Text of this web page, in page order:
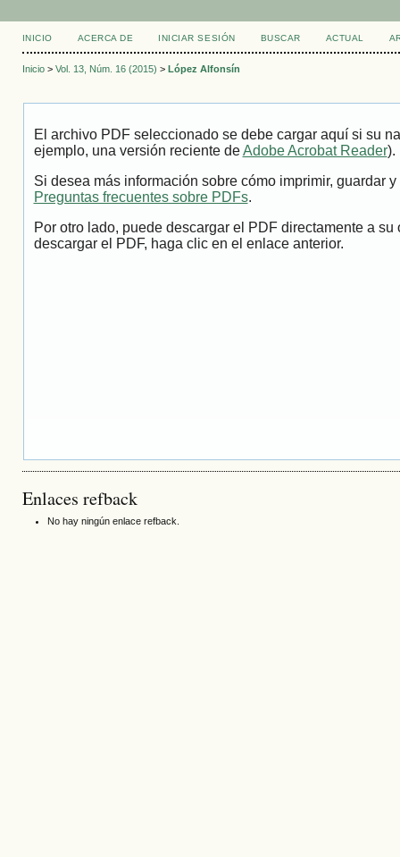
INICIO ACERCA DE INICIAR SESIÓN BUSCAR ACTUAL
Inicio> Vol. 13, Núm. 16 (2015) > López Alfonsín
El archivo PDF seleccionado se debe cargar aquí si su
ejemplo, una versión reciente deAdobe Acrobat Reader).
Si desea más información sobre cómo imprimir, guardar
Preguntas frecuentes sobre PDFs.
Por otro lado, puede descargar el PDF directamente a
descargar el PDF, haga clic en el enlace anterior.
Enlaces refback
No hay ningún enlace refback.